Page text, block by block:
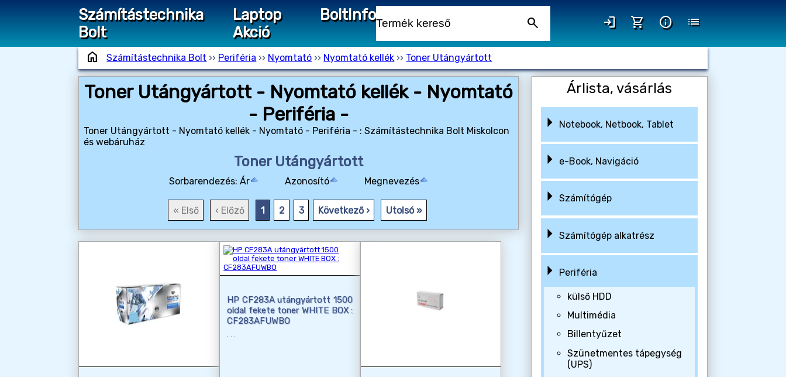
Számítástechnika
Bolt
Laptop
Akció
BoltInfo search login shopping_cart info list
home Számítástechnika Bolt ›› Periféria ›› Nyomtató ›› Nyomtató kellék ›› Toner Utángyártott
Toner Utángyártott - Nyomtató kellék - Nyomtató
- Periféria -
Toner Utángyártott - Nyomtató kellék - Nyomtató - Periféria - : Számítástechnika Bolt Miskolcon
és webáruház
Toner Utángyártott
Sorbarendezés: Ár Azonosító Megnevezés
« Első ‹ Előző 1 2 3 Következő › Utolsó »
HP CF283A utángyártott 1500
oldal fekete toner WHITE BOX :
CF283AFUWBO
Árlista, vásárlás
Notebook, Netbook, Tablet
e-Book, Navigáció
Számítógép
Számítógép alkatrész
Periféria
külső HDD
Multimédia
Billentyűzet
Szünetmentes tápegység
(UPS)